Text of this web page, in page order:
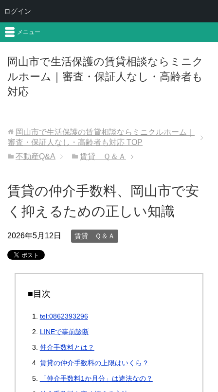
岡山市で生活保護の賃貸相談ならミニク
ルホーム｜審査・保証人なし・高齢者も
対応
メニュー
岡山市で生活保護の賃貸相談ならミニクルホーム｜
審査・保証人なし・高齢者も対応 TOP
不動産Q&A
賃貸 Ｑ＆Ａ
賃貸の仲介手数料、岡山市で安
く抑えるための正しい知識
2026年5月12日 賃貸 Ｑ＆Ａ
■目次
tel:0862393296
LINEで事前診断
仲介手数料とは？
賃貸の仲介手数料の上限はいくら？
「仲介手数料1か月分」は違法なの？
ログイン